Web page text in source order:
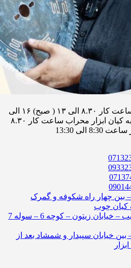
ساعات کار شعبه مرکزی : ساعت کار ۸.۳۰ الی ۱۳ ( صبح) ۱۶ الی
۲۰ (عصر ) / ساعات کار شعبه کیان ابزار محراب ساعت کار ۸.۳۰
بین چهار راه شکوفه و گمرک
شعبه 2 : شهرک دستغیب – خیابان زیتون – کوچه 6 – سوله 7
– بین خیابان سپیدار و شمشاد بعد از